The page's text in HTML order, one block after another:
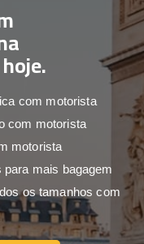
com motorista
com motorista
motorista
mais bagagem
os tamanhos com